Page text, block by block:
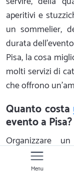
aperitivi e
un sommelier,
durata
Pisa, la cosa
molti servizi di
che offrono
Quanto costa
evento a Pisa?
Organizzare
complicato,
catering di
Menu